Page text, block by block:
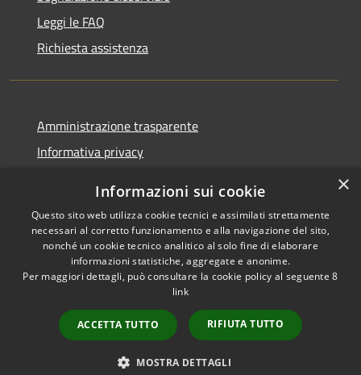
Leggi le FAQ
Richiesta assistenza
Amministrazione trasparente
Informativa privacy
Dichiarazione di accessibilità
RSS
Copyright © 2026 • Comune di
Municipium•
Accesso
redazione
×
Informazioni sui cookie
Questo sito web utilizza cookie tecnici e assimilati strettamente
necessari al corretto funzionamento e alla navigazione del sito,
nonché un cookie tecnico analitico al solo fine di elaborare
informazioni statistiche, aggregate e anonime.
Per maggiori dettagli, può consultare la cookie policy al seguente8
link
ACCETTA TUTTO RIFIUTA TUTTO
MOSTRA DETTAGLI